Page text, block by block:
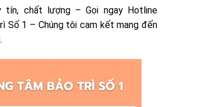
tín, chất lượng – Gọi ngay Hotline
Số 1 – Chúng tôi cam kết mang đến